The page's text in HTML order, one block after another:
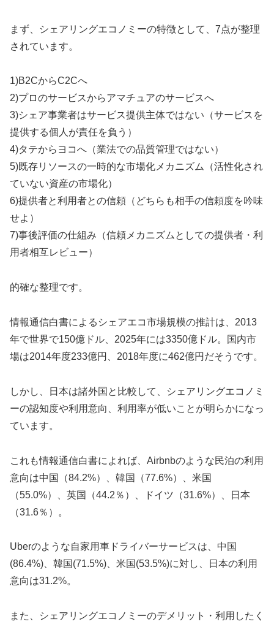
まず、シェアリングエコノミーの特徴として、7点が整理
されています。
1)B2CからC2Cへ
2)プロのサービスからアマチュアのサービスへ
3)シェア事業者はサービス提供主体ではない（サービスを
提供する個人が責任を負う）
4)タテからヨコへ（業法での品質管理ではない）
5)既存リソースの一時的な市場化メカニズム（活性化され
ていない資産の市場化）
6)提供者と利用者との信頼（どちらも相手の信頼度を吟味
せよ）
7)事後評価の仕組み（信頼メカニズムとしての提供者・利
用者相互レビュー）
的確な整理です。
情報通信白書によるシェアエコ市場規模の推計は、2013
年で世界で150億ドル、2025年には3350億ドル。国内市
場は2014年度233億円、2018年度に462億円だそうです。
しかし、日本は諸外国と比較して、シェアリングエコノミ
ーの認知度や利用意向、利用率が低いことが明らかになっ
ています。
これも情報通信白書によれば、Airbnbのような民泊の利用
意向は中国（84.2%）、韓国（77.6%）、米国
（55.0%）、英国（44.2％）、ドイツ（31.6%）、日本
（31.6％）。
Uberのような自家用車ドライバーサービスは、中国
(86.4%)、韓国(71.5%)、米国(53.5%)に対し、日本の利用
意向は31.2%。
また、シェアリングエコノミーのデメリット・利用したく